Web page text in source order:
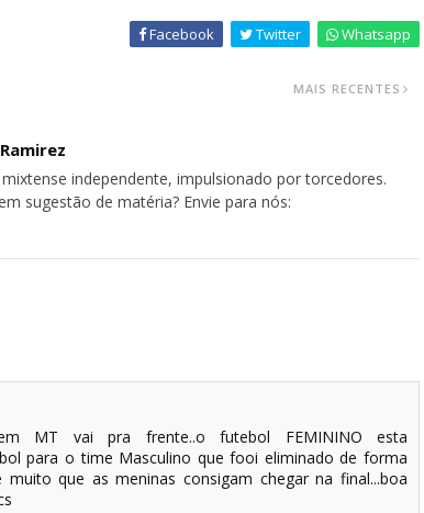
Facebook Twitter Whatsapp
MAIS RECENTES
independente, impulsionado por torcedores.
sugestão de matéria? Envie para nós:
MT vai pra frente..o futebol FEMININO esta
para o time Masculino que fooi eliminado de forma
que as meninas consigam chegar na final...boa